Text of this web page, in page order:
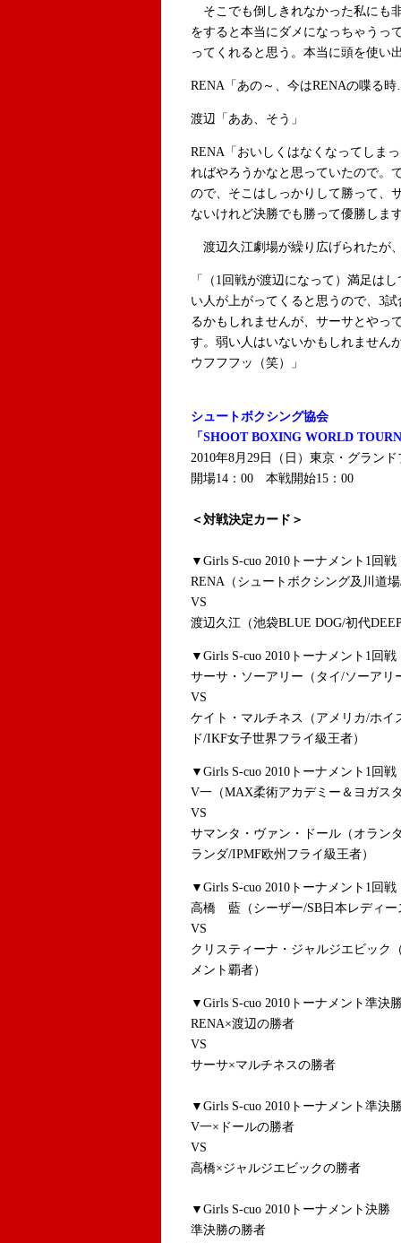
そこでも倒しきれなかった私にも
をすると本当にダメになっちゃうっ
ってくれると思う。本当に頭を使い
RENA「あの～、今はRENAの喋る
渡辺「ああ、そう」
RENA「おいしくはなくなってしま
ればやろうかなと思っていたので。
ので、そこはしっかりして勝って、
ないけれど決勝でも勝って優勝しま
渡辺久江劇場が繰り広げられたが
「（1回戦が渡辺になって）満足は
い人が上がってくると思うので、3
るかもしれませんが、サーサとやっ
す。弱い人はいないかもしれません
ウフフフッ（笑）」
シュートボクシング協会
「SHOOT BOXING WORLD
2010年8月29日（日）東京・グラン
開場14：00 本戦開始15：00
＜対戦決定カード＞
▼Girls S-cuo 2010トーナメント1回戦
RENA（シュートボクシング及川道
VS
渡辺久江（池袋BLUE DOG/初代
▼Girls S-cuo 2010トーナメント1回戦
サーサ・ソーアリー（タイ/ソーアリ
VS
ケイト・マルチネス（アメリカ/ホ
ド/IKF女子世界フライ級王者）
▼Girls S-cuo 2010トーナメント1回戦
V一（MAX柔術アカデミー＆ヨガス
VS
サマンタ・ヴァン・ドール（オラン
ランダ/IPMF欧州フライ級王者）
▼Girls S-cuo 2010トーナメント1回戦
高橋 藍（シーザー/SB日本レディー
VS
クリスティーナ・ジャルジエビック
メント覇者）
▼Girls S-cuo 2010トーナメント準決
RENA×渡辺の勝者
VS
サーサ×マルチネスの勝者
▼Girls S-cuo 2010トーナメント準決
V一×ドールの勝者
VS
高橋×ジャルジエビックの勝者
▼Girls S-cuo 2010トーナメント決勝
準決勝の勝者